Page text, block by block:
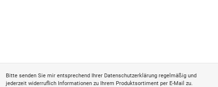
Bitte senden Sie mir entsprechend Ihrer Datenschutzerklärung regelmäßig und
jederzeit widerruflich Informationen zu Ihrem Produktsortiment per E-Mail zu.